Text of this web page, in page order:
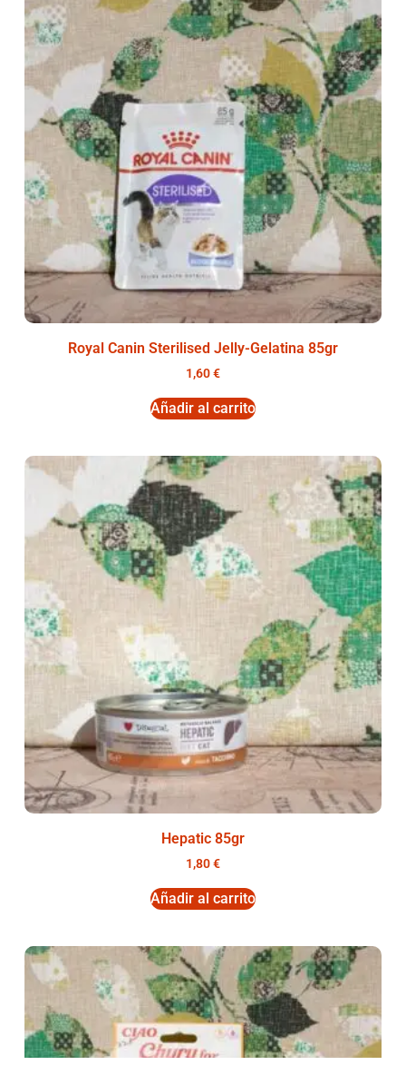
Royal Canin Sterilised Jelly-Gelatina 85gr
1,60€
Añadir al carrito
Hepatic 85gr
1,80€
Añadir al carrito